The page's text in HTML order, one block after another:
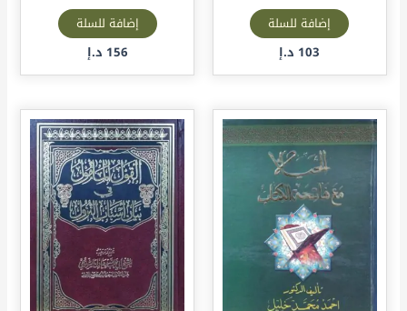
إضافة للسلة
103 د.إ
إضافة للسلة
156 د.إ